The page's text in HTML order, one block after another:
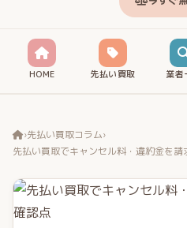
HOME 先払い買取 業者
›先払い買取コラム›
先払い買取でキャンセル料・違約金を請